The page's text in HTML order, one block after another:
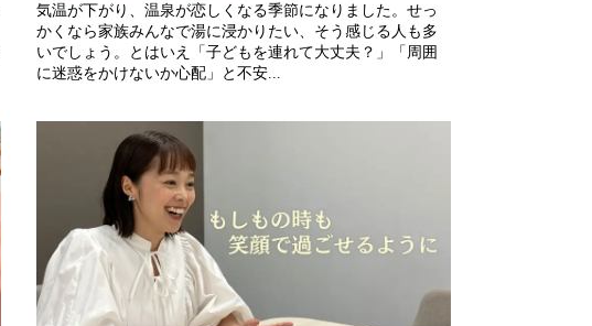
気温が下がり、温泉が恋しくなる季節になりました。せっ
かくなら家族みんなで湯に浸かりたい、そう感じる人も多
いでしょう。とはいえ「子どもを連れて大丈夫？」「周囲
に迷惑をかけないか心配」と不安...